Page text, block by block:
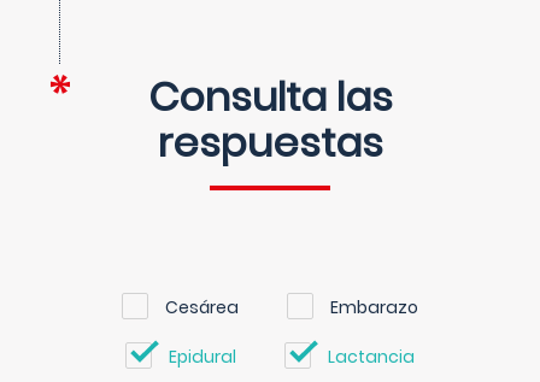
Consulta las
respuestas
Cesárea Embarazo
Epidural Lactancia